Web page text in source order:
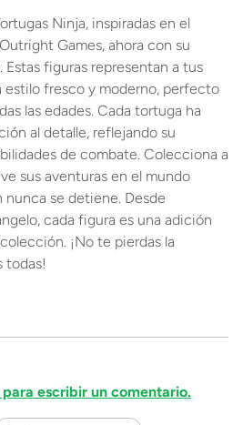
Ninja, inspiradas en el
Games, ahora con su
figuras representan a tus
estilo fresco y moderno, perfecto
las edades. Cada tortuga ha
al detalle, reflejando su
de combate. Colecciona a
sus aventuras en el mundo
nunca se detiene. Desde
cada figura es una adición
¡No te pierdas la
todas!
escribir un comentario.